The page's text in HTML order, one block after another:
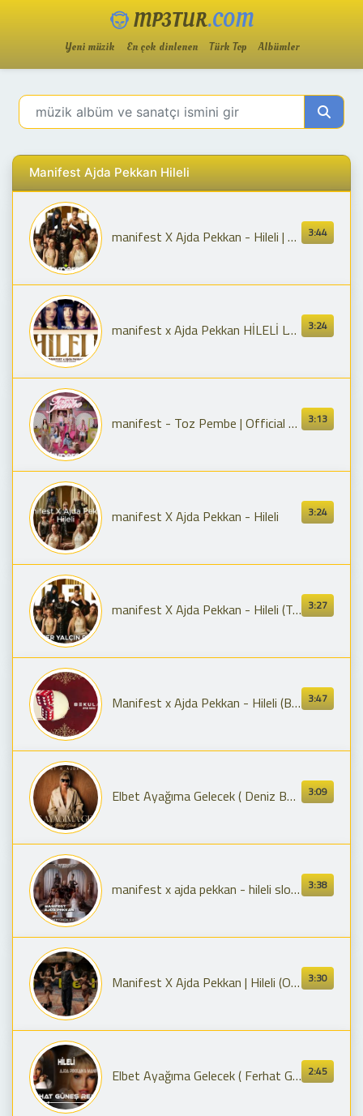
MP3TUR.COM
Yeni müzik En çok dinlenen Türk Top Albümler
Manifest Ajda Pekkan Hileli
3:44
manifest X Ajda Pekkan - Hileli | Official Music Video
3:24
manifest x Ajda Pekkan HİLELİ Lyrics (Color Coded Lyrics)
3:13
manifest - Toz Pembe | Official Music Video
3:24
manifest X Ajda Pekkan - Hileli
3:27
manifest X Ajda Pekkan - Hileli (Taner Yalçın Remix)
3:47
Manifest x Ajda Pekkan - Hileli (BEKULAH Remix) | Afro House
3:09
Elbet Ayağıma Gelecek ( Deniz Bolat Club Remix ) Ajda Pekkan & Manifest - Hileli
3:38
manifest x ajda pekkan - hileli slowed+reverb
3:30
Manifest X Ajda Pekkan | Hileli (Official Music Video) Mini Dans Challenge
2:45
Elbet Ayağıma Gelecek ( Ferhat Güneş Remix ) Ajda Pekkan & Manifest - Hileli